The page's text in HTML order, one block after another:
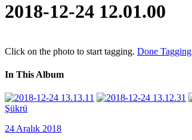
2018-12-24 12.01.00
Click on the photo to start tagging. Done Tagging
In This Album
Şükrü
24 Aralık 2018